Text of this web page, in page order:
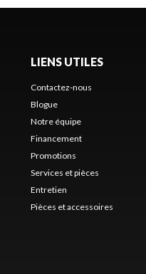
LIENS UTILES
Contactez-nous
Blogue
Notre équipe
Financement
Promotions
Services et pièces
Entretien
Pièces et accessoires